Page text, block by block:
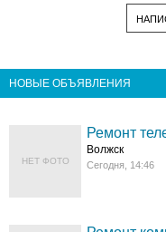
НОВЫЕ ОБЪЯВЛЕНИЯ
НЕТ ФОТО
Ремонт
Волжск
Сегодня, 14:46